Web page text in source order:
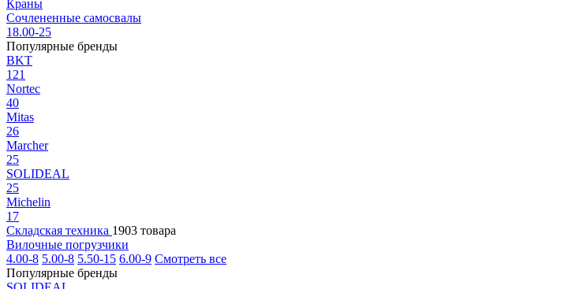
Краны
Сочлененные самосвалы
18.00-25
Популярные бренды
BKT
121
Nortec
40
Mitas
26
Marcher
25
SOLIDEAL
25
Michelin
17
Складская техника 1903 товара
Вилочные погрузчики
4.00-8 5.00-8 5.50-15 6.00-9 Смотреть все
Популярные бренды